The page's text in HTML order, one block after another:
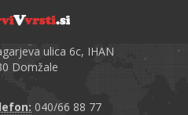
ulica 6c, IHAN
Domžale
040/66 88 77